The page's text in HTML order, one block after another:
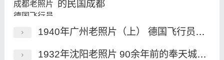
的民国成都
1940年广州老照片（上） 德国飞行员航拍的民国广州
1932年沈阳老照片 90余年前的奉天城历史风貌